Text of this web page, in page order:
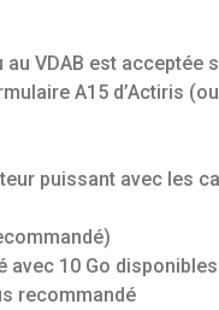
au VDAB est
A15 d’Actiris
puissant avec les
avec 10 Go disponibles
recommandé